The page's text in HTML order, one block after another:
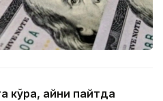
кўра, айни пайтда